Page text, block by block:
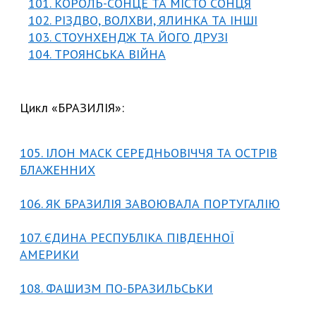
102. РІЗДВО, ВОЛХВИ, ЯЛИНКА ТА ІНШІ
103. СТОУНХЕНДЖ ТА ЙОГО ДРУЗІ
104. ТРОЯНСЬКА ВІЙНА
Цикл «БРАЗИЛІЯ»:
105. ІЛОН МАСК СЕРЕДНЬОВІЧЧЯ ТА ОСТРІВ
БЛАЖЕННИХ
106. ЯК БРАЗИЛІЯ ЗАВОЮВАЛА ПОРТУГАЛІЮ
107. ЄДИНА РЕСПУБЛІКА ПІВДЕННОЇ
АМЕРИКИ
108. ФАШИЗМ ПО-БРАЗИЛЬСЬКИ